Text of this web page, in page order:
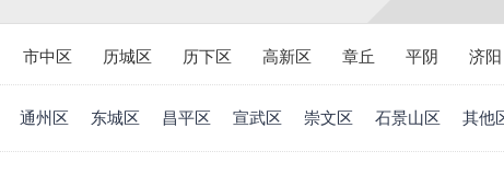
市中区 历城区 历下区 高新区 章丘 平阴 济阳
通州区 东城区 昌平区 宣武区 崇文区 石景山区 其他